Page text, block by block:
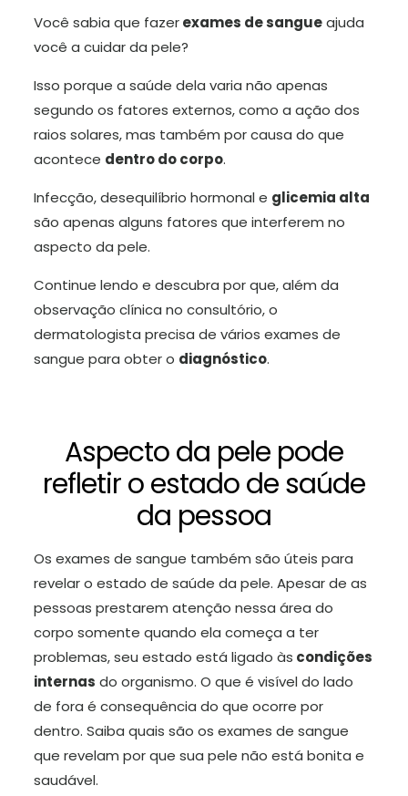
Você sabia que fazerexames de sangueajuda
você a cuidar da pele?
Isso porque a saúde dela varia não apenas
segundo os fatores externos, como a ação dos
raios solares, mas também por causa do que
acontece dentro do corpo.
Infecção, desequilíbrio hormonal e glicemia alta
são apenas alguns fatores que interferem no
aspecto da pele.
Continue lendo e descubra por que, além da
observação clínica no consultório, o
dermatologista precisa de vários exames de
sangue para obter o diagnóstico.
Aspecto da pele pode
refletir o estado de saúde
da pessoa
Os exames de sangue também são úteis para
revelar o estado de saúde da pele. Apesar de as
pessoas prestarem atenção nessa área do
corpo somente quando ela começa a ter
problemas, seu estado está ligado às condições
internas do organismo. O que é visível do lado
de fora é consequência do que ocorre por
dentro. Saiba quais são os exames de sangue
que revelam por que sua pele não está bonita e
saudável.